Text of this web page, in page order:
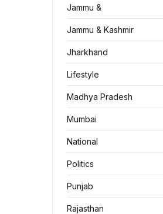
Jammu &
Jammu & Kashmir
Jharkhand
Lifestyle
Madhya Pradesh
Mumbai
National
Politics
Punjab
Rajasthan